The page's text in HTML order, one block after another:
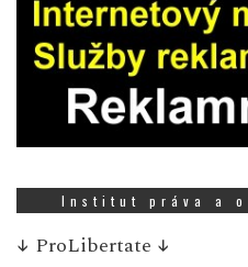
Institut práva a
↓ ProLibertate ↓